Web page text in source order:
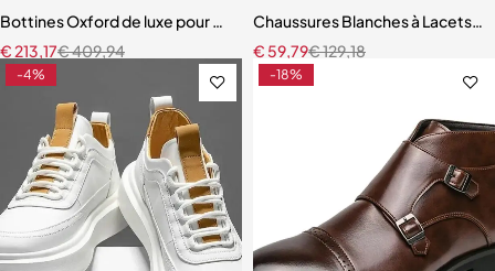
Bottines Oxford de luxe pour hommes, bottes habillées en cuir
€409,94
€213,17
Chaussures Blanches à Lacets
€129,18
€ 59,79
-4% -18%